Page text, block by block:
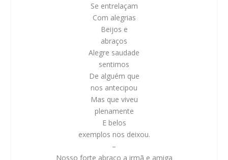
Se entrelaçam
Com alegrias
Beijos e
abraços
Alegre saudade
sentimos
De alguém que
nos antecipou
Mas que viveu
plenamente
E belos
exemplos nos deixou.
–
Nosso forte abraço a irmã e amiga